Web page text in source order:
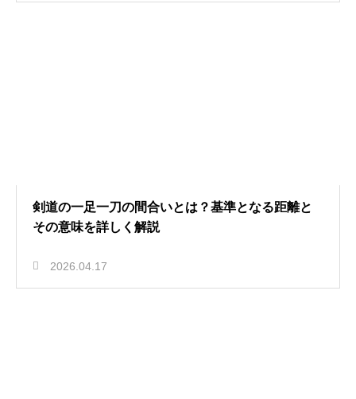
剣道の一足一刀の間合いとは？基準となる距離と
その意味を詳しく解説
2026.04.17